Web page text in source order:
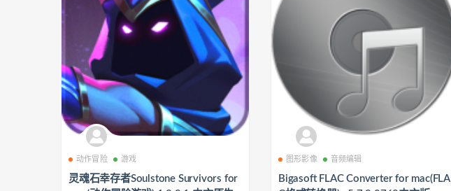
动作冒险 游戏
灵魂石幸存者Soulstone Survivors for
图形影像 音频编辑
Bigasoft FLAC Converter for mac(FLA